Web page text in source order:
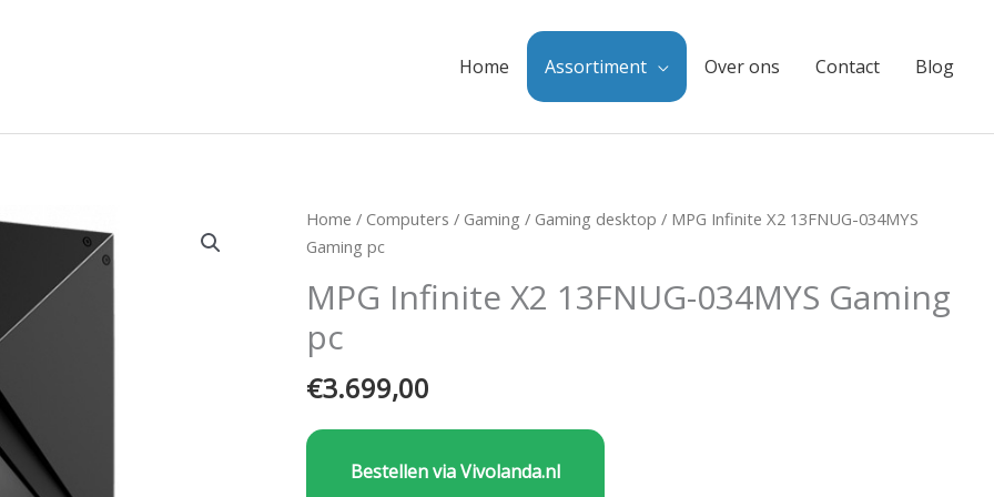
Home Assortiment Over ons Contact Blog
Home / Computers / Gaming / Gaming desktop / MPG Infinite X2 13FNUG-034MYS
Gaming pc
MPG Infinite X2 13FNUG-034MYS Gaming
pc
€3.699,00
Bestellen via Vivolanda.nl